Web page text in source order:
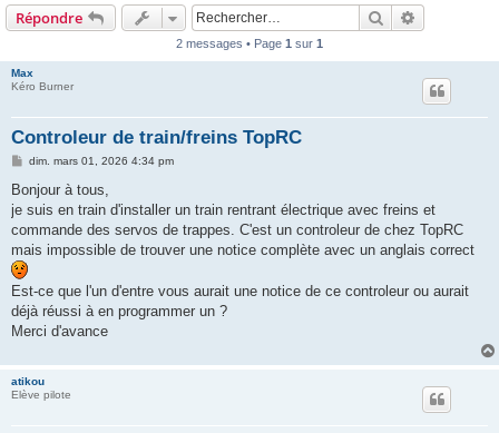
Répondre Rechercher
2 messages • Page 1 sur 1
Max
Kéro Burner
Controleur de train/freins TopRC
M
s
a
g
dim. mars 01, 2026 4:34 pm
Bonjour à tous,
je suis en train d'installer un train rentrant électrique avec freins et
commande des servos de trappes. C'est un controleur de chez TopRC
mais impossible de trouver une notice complète avec un anglais correct
Est-ce que l'un d'entre vous aurait une notice de ce controleur ou aurait
déjà réussi à en programmer un ?
Merci d'avance
atikou
Elève pilote